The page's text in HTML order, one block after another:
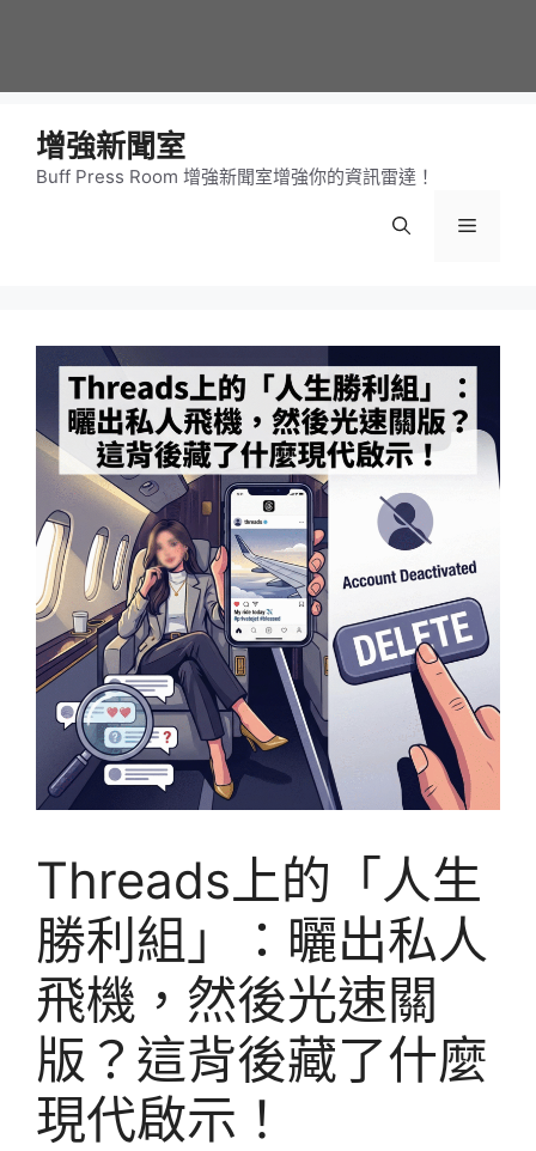
增強新聞室
Buff Press Room 增強新聞室增強你的資訊雷達！
選
Threads上的「人生
勝利組」：曬出私人
飛機，然後光速關
版？這背後藏了什麼
現代啟示！